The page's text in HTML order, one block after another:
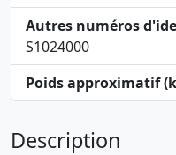
Autres numéros
S1024000
Poids approximatif
Description